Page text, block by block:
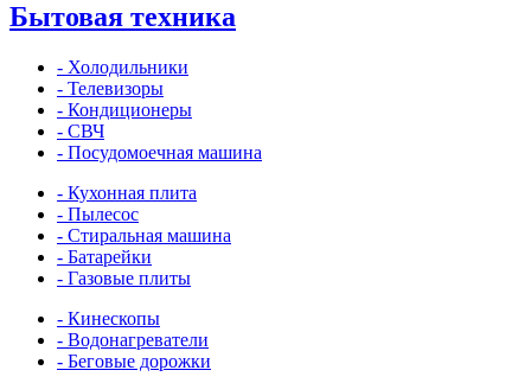
Бытовая техника
- Холодильники
- Телевизоры
- Кондиционеры
- СВЧ
- Посудомоечная машина
- Кухонная плита
- Пылесос
- Стиральная машина
- Батарейки
- Газовые плиты
- Кинескопы
- Водонагреватели
- Беговые дорожки